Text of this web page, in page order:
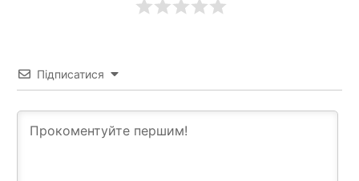
Підписатися